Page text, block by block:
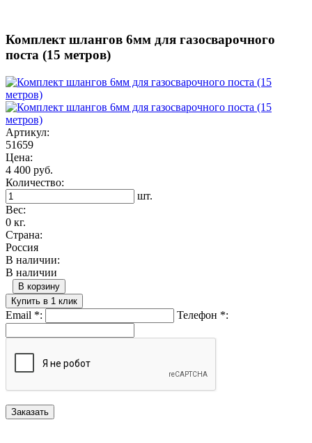
Комплект шлангов 6мм для газосварочного
поста (15 метров)
Артикул:
51659
Цена:
4 400 руб.
Количество:
шт.
Вес:
0 кг.
Страна:
Россия
В наличии:
В наличии
В корзину
Купить в 1 клик
Email *: Телефон *: